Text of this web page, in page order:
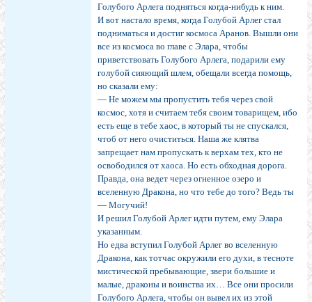
Голубого Арлега подняться когда-нибудь к ним.
И вот настало время, когда Голубой Арлег стал
подниматься и достиг космоса Аранов. Вышли они
все из космоса во главе с Элара, чтобы
приветствовать Голубого Арлега, подарили ему
голубой сияющий шлем, обещали всегда помощь,
но сказали ему:
— Не можем мы пропустить тебя через свой
космос, хотя и считаем тебя своим товарищем, ибо
есть еще в тебе хаос, в который ты не спускался,
чтоб от него очиститься. Наша же клятва
запрещает нам пропускать к верхам тех, кто не
освободился от хаоса. Но есть обходная дорога.
Правда, она ведет через огненное озеро и
вселенную Дракона, но что тебе до того? Ведь ты
— Могучий!
И решил Голубой Арлег идти путем, ему Элара
указанным.
Но едва вступил Голубой Арлег во вселенную
Дракона, как тотчас окружили его духи, в тесноте
мистической пребывающие, звери большие и
малые, драконы и воинства их… Все они просили
Голубого Арлега, чтобы он вывел их из этой